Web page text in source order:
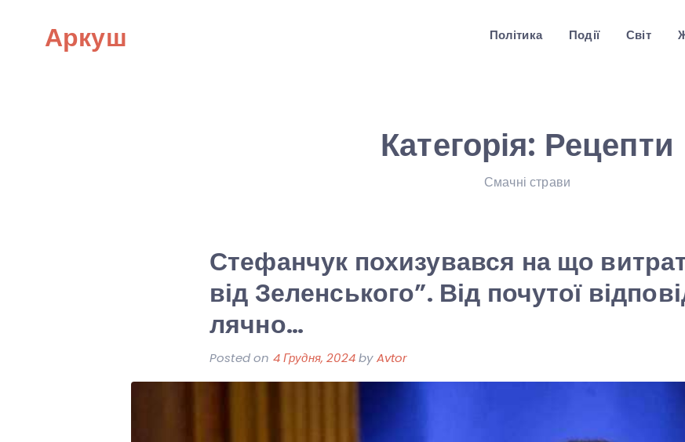
Аркуш Політика Події Світ
Категорія: Рецепти
Смачні страви
Стефанчук похизувався на що
від Зеленського”. Від почутої
лячно…
Posted on 4 Грудня, 2024byAvtor